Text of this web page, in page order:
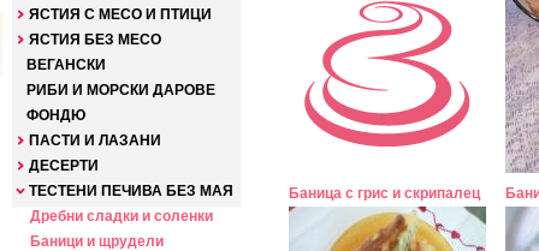
ЯСТИЯ С МЕСО И ПТИЦИ
ЯСТИЯ БЕЗ МЕСО
ВЕГАНСКИ
РИБИ И МОРСКИ ДАРОВЕ
ФОНДЮ
ПАСТИ И ЛАЗАНИ
ДЕСЕРТИ
ТЕСТЕНИ ПЕЧИВА БЕЗ МАЯ
Дребни сладки и соленки
Баници и щрудели
Баница с грис и скрипалец